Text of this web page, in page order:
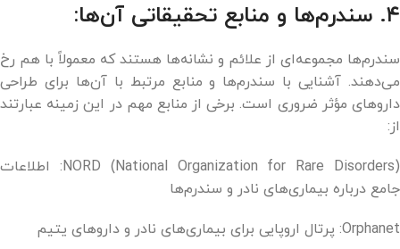
۴. سندرم‌ها و منابع تحقیقاتی آن‌ها:
سندرم‌ها مجموعه‌ای از علائم و نشانه‌ها هستند که معمولاً با هم رخ
می‌دهند. آشنایی با سندرم‌ها و منابع مرتبط با آن‌ها برای طراحی
داروهای مؤثر ضروری است. برخی از منابع مهم در این زمینه عبارتند
از:
NORD (National Organization for Rare Disorders): اطلاعات
جامع درباره بیماری‌های نادر و سندرم‌ها
Orphanet: پرتال اروپایی برای بیماری‌های نادر و داروهای یتیم